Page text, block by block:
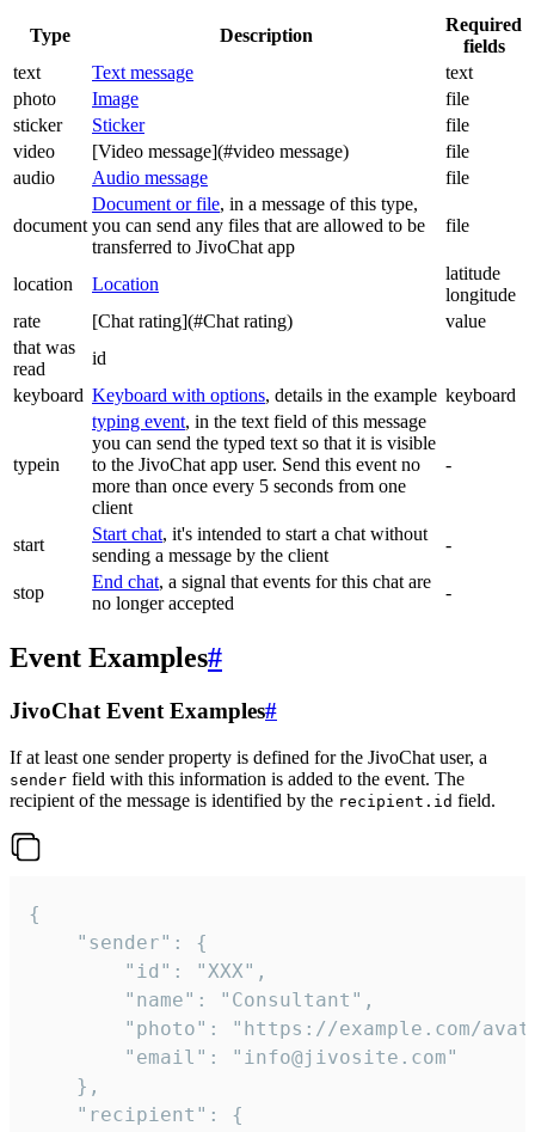
Type Description
Required
fields
text
Text message
text
photo
Image
file
sticker
Sticker
file
video
[Video message](#video message)
file
audio
Audio message file
document
Document or file, in a message of this type,
you can send any files that are allowed to be
transferred to JivoChat app
file
location Location
latitude
longitude
rate
[Chat rating](#Chat rating)
value
that was
read
id
keyboard Keyboard with options, details in the example keyboard
typein
typing event, in the text field of this message
you can send the typed text so that it is visible
to the JivoChat app user. Send this event no
more than once every 5 seconds from one
client
-
start
Start chat, it's intended to start a chat without
sending a message by the client
-
stop
End chat, a signal that events for this chat are
no longer accepted
-
Event Examples#
JivoChat Event Examples#
If at least one sender property is defined for the JivoChat user, a
sender field with this information is added to the event. The
recipient of the message is identified by the recipient.id field.
{